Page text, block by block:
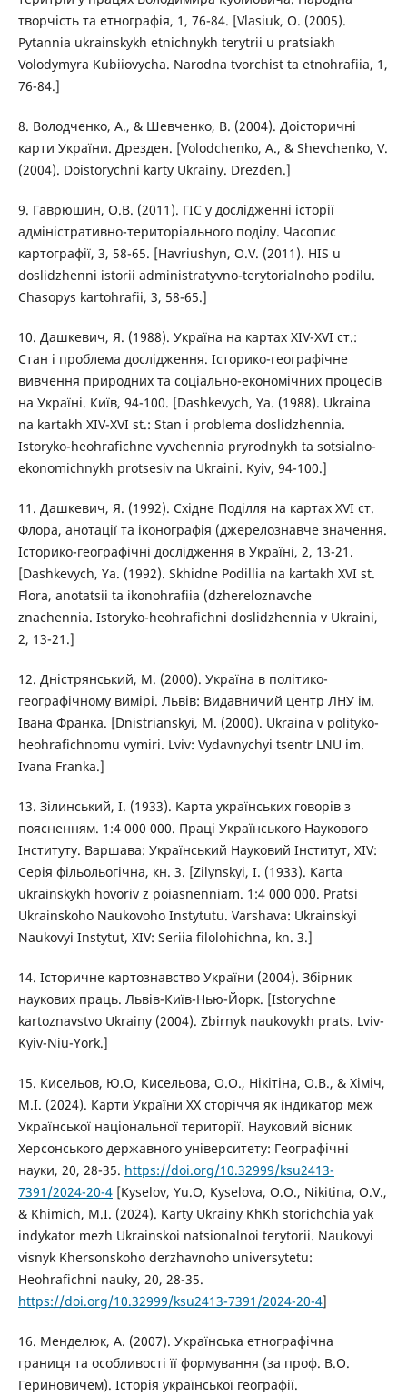
творчість та етнографія, 1, 76-84. [Vlasiuk, O. (2005).
Pytannia ukrainskykh etnichnykh terytrii u pratsiakh
Volodymyra Kubiiovycha. Narodna tvorchist ta etnohrafiia, 1,
76-84.]
8. Володченко, А., & Шевченко, В. (2004). Доісторичні
карти України. Дрезден. [Volodchenko, A., & Shevchenko, V.
(2004). Doistorychni karty Ukrainy. Drezden.]
9. Гаврюшин, О.В. (2011). ГІС у дослідженні історії
адміністративно-територіального поділу. Часопис
картографії, 3, 58-65. [Havriushyn, O.V. (2011). HIS u
doslidzhenni istorii administratyvno-terytorialnoho podilu.
Chasopys kartohrafii, 3, 58-65.]
10. Дашкевич, Я. (1988). Україна на картах XIV-XVI ст.:
Стан і проблема дослідження. Історико-географічне
вивчення природних та соціально-економічних процесів
на Україні. Київ, 94-100. [Dashkevych, Ya. (1988). Ukraina
na kartakh XIV-XVI st.: Stan i problema doslidzhennia.
Istoryko-heohrafichne vyvchennia pryrodnykh ta sotsialno-
ekonomichnykh protsesiv na Ukraini. Kyiv, 94-100.]
11. Дашкевич, Я. (1992). Східне Поділля на картах XVI ст.
Флора, анотації та іконографія (джерелознавче значення.
Історико-географічні дослідження в Україні, 2, 13-21.
[Dashkevych, Ya. (1992). Skhidne Podillia na kartakh XVI st.
Flora, anotatsii ta ikonohrafiia (dzhereloznavche
znachennia. Istoryko-heohrafichni doslidzhennia v Ukraini,
2, 13-21.]
12. Дністрянський, М. (2000). Україна в політико-
географічному вимірі. Львів: Видавничий центр ЛНУ ім.
Івана Франка. [Dnistrianskyi, M. (2000). Ukraina v polityko-
heohrafichnomu vymiri. Lviv: Vydavnychyi tsentr LNU im.
Ivana Franka.]
13. Зілинський, І. (1933). Карта українських говорів з
поясненням. 1:4 000 000. Праці Українського Наукового
Інституту. Варшава: Український Науковий Інститут, XIV:
Серія фільольогічна, кн. 3. [Zilynskyi, I. (1933). Karta
ukrainskykh hovoriv z poiasnenniam. 1:4 000 000. Pratsi
Ukrainskoho Naukovoho Instytutu. Varshava: Ukrainskyi
Naukovyi Instytut, XIV: Seriia filolohichna, kn. 3.]
14. Історичне картознавство України (2004). Збірник
наукових праць. Львів-Київ-Нью-Йорк. [Istorychne
kartoznavstvo Ukrainy (2004). Zbirnyk naukovykh prats. Lviv-
Kyiv-Niu-York.]
15. Кисельов, Ю.О, Кисельова, О.О., Нікітіна, О.В., & Хіміч,
М.І. (2024). Карти України ХХ сторіччя як індикатор меж
Української національної території. Науковий вісник
Херсонського державного університету: Географічні
науки, 20, 28-35. https://doi.org/10.32999/ksu2413-
7391/2024-20-4[Kyselov, Yu.O, Kyselova, O.O., Nikitina, O.V.,
& Khimich, M.I. (2024). Karty Ukrainy KhKh storichchia yak
indykator mezh Ukrainskoi natsionalnoi terytorii. Naukovyi
visnyk Khersonskoho derzhavnoho universytetu:
Heohrafichni nauky, 20, 28-35.
https://doi.org/10.32999/ksu2413-7391/2024-20-4]
16. Менделюк, А. (2007). Українська етнографічна
границя та особливості її формування (за проф. В.О.
Гериновичем). Історія української географії.